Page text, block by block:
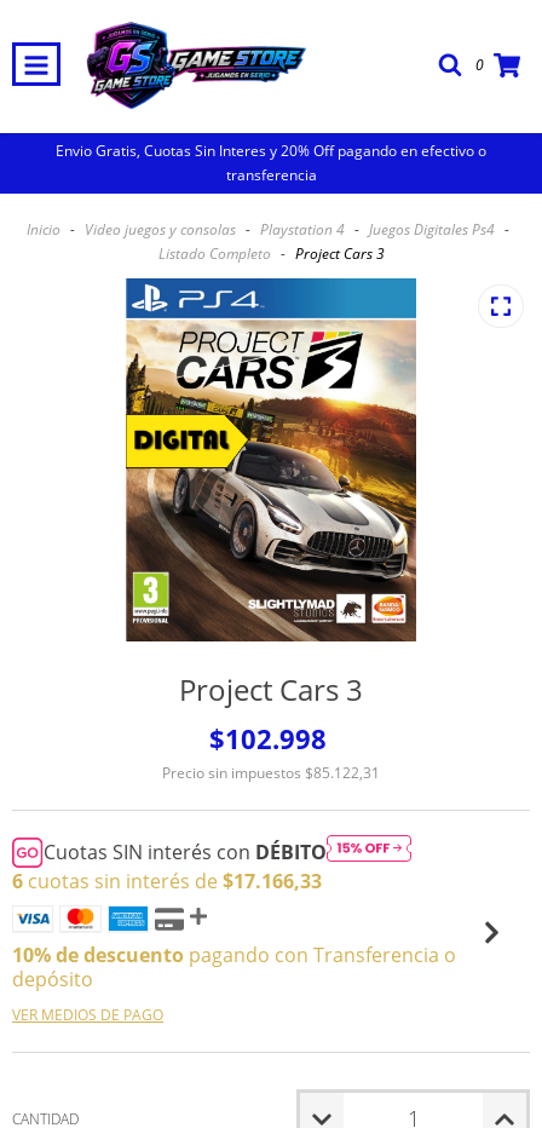
0
Envio Gratis, Cuotas Sin Interes y 20% Off pagando en efectivo o
transferencia
Inicio - Video juegos y consolas - Playstation 4 - Juegos Digitales Ps4 -
Listado Completo - Project Cars 3
Project Cars 3
$102.998
Precio sin impuestos $85.122,31
Cuotas SIN interés con DÉBITO
6 cuotas sin interés de $17.166,33
10% de descuento pagando con Transferencia o
depósito
VER MEDIOS DE PAGO
CANTIDAD